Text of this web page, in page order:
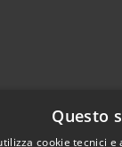
Questo
cookie tecnici